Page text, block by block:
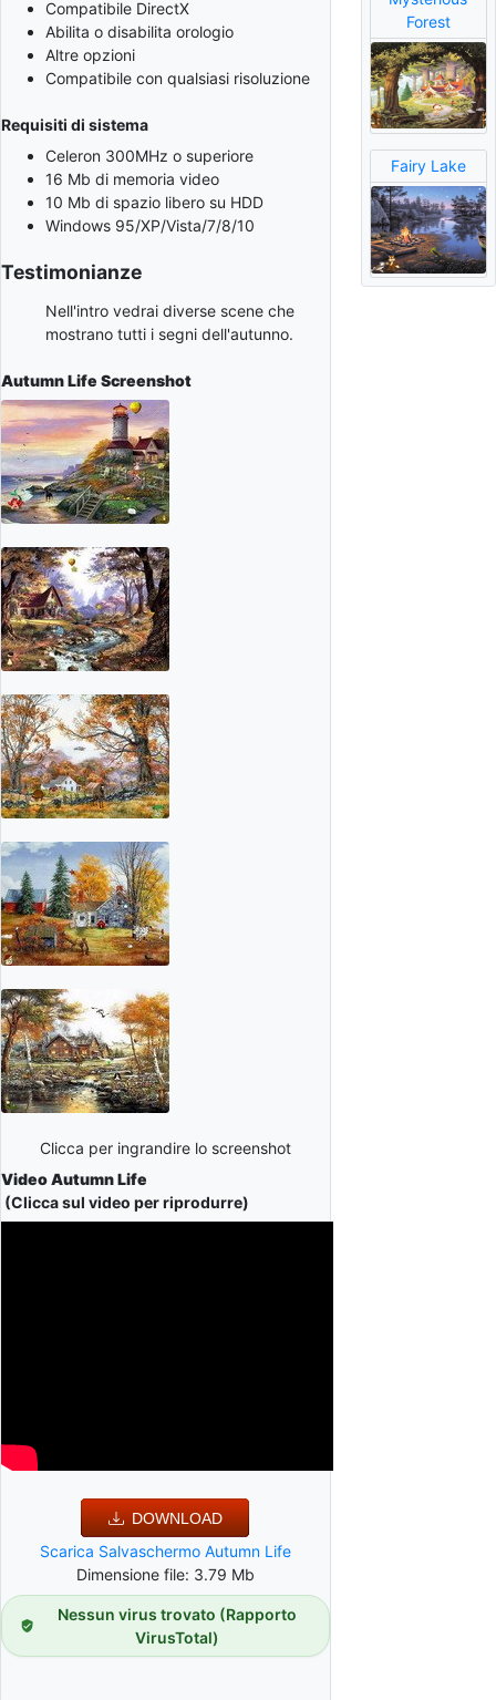
Compatibile DirectX
Abilita o disabilita orologio
Altre opzioni
Compatibile con qualsiasi risoluzione
Requisiti di sistema
Celeron 300MHz o superiore
16 Mb di memoria video
10 Mb di spazio libero su HDD
Windows 95/XP/Vista/7/8/10
Testimonianze
Nell'intro vedrai diverse scene che
mostrano tutti i segni dell'autunno.
Autumn Life Screenshot
Clicca per ingrandire lo screenshot
Video Autumn Life
(Clicca sul video per riprodurre)
DOWNLOAD
Scarica Salvaschermo Autumn Life
Dimensione file: 3.79 Mb
Nessun virus trovato (Rapporto
VirusTotal)
Forest
Fairy Lake